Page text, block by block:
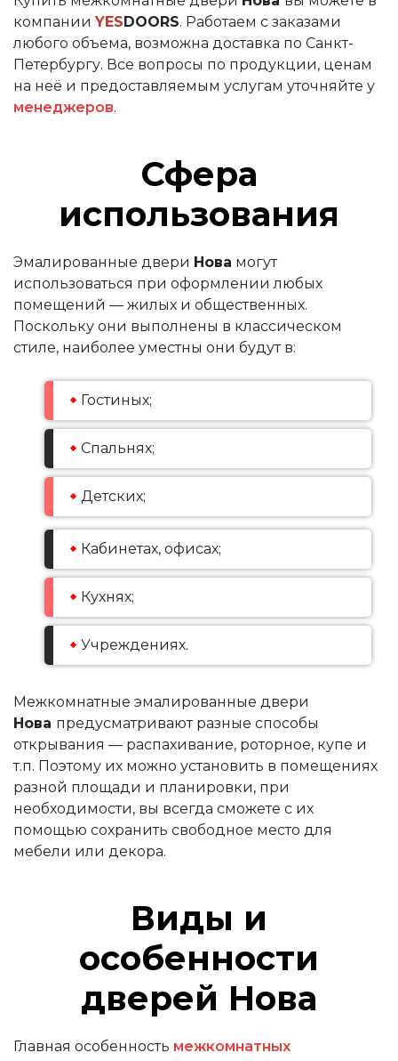
компании YESDOORS. Работаем с заказами
любого объема, возможна доставка по Санкт-
Петербургу. Все вопросы по продукции, ценам
на неё и предоставляемым услугам уточняйте у
менеджеров.
Сфера
использования
Эмалированные двери Нова могут
использоваться при оформлении любых
помещений — жилых и общественных.
Поскольку они выполнены в классическом
стиле, наиболее уместны они будут в:
Гостиных;
Спальнях;
Детских;
Кабинетах, офисах;
Кухнях;
Учреждениях.
Межкомнатные эмалированные двери
Нова предусматривают разные способы
открывания — распахивание, роторное, купе и
т.п. Поэтому их можно установить в помещениях
разной площади и планировки, при
необходимости, вы всегда сможете с их
помощью сохранить свободное место для
мебели или декора.
Виды и
особенности
дверей Нова
Главная особенность межкомнатных